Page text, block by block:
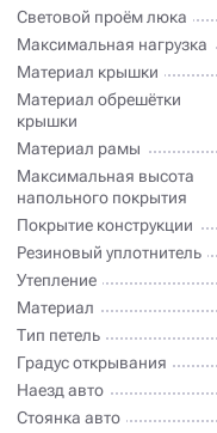
Световой проём люка
Максимальная нагрузка
Материал крышки
Материал обрешётки
крышки
Материал рамы
Максимальная высота
напольного покрытия
Покрытие конструкции
Резиновый уплотнитель
Утепление
Материал
Тип петель
Градус открывания
Наезд авто
Стоянка авто